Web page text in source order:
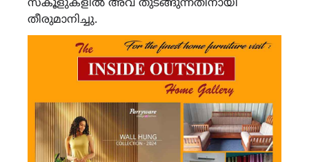
സ്കൂളുകളിൽ അവ തുടങ്ങുന്നതിനായി
തീരുമാനിച്ചു.